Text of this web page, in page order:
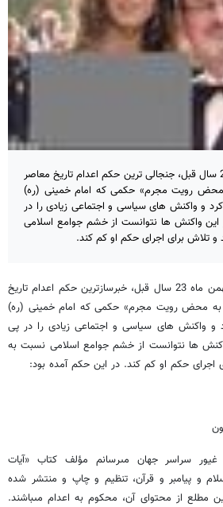
بیست و پنجم بهمن ماه 23 سال قبل، جنجالی ترین حکم اعدام تاریخ معاصر
محض رویت مجرم» حکمی که امام خمینی (ره)
و واکنش های سیاسی و اجتماعی زیادی را در
واکنش ها نتوانست از خشم جوامع اسلامی
تلاش برای اجرای حکم او کم کند.
بیست و پنجم بهمن ماه 23 سال قبل، خبرسازترین حکم اعدام تاریخ
به محض رویت مجرم» حکمی که امام خمینی (ره)
و واکنش های سیاسی و اجتماعی زیادی را در پی
ها نتوانست از خشم جوامع اسلامی نسبت به
اجرای حکم او کم کند. در این حکم آمده بود:
غیور سراسر جهان مى‏رسانم مؤلف کتاب «آیات
و پیامبر و قرآن، تنظیم و چاپ و منتشر شده
مطلع از محتواى آن، محکوم به اعدام مى‏باشند.